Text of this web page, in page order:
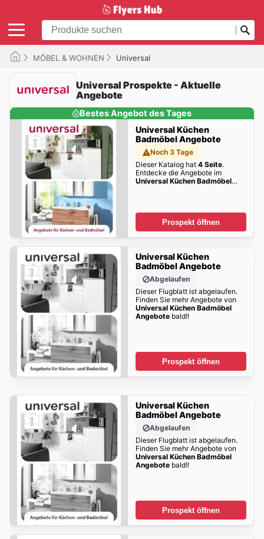
MÖBEL & WOHNEN Universal
Universal Prospekte - Aktuelle
Angebote
Bestes Angebot des Tages
Universal Küchen
Badmöbel Angebote
Noch 3 Tage
Dieser Katalog hat 4 Seite.
Entdecke die Angebote im
Universal Küchen Badmöbel
Prospekt öffnen
Universal Küchen
Badmöbel Angebote
Abgelaufen
Dieser Flugblatt ist abgelaufen.
Finden Sie mehr Angebote von
Universal Küchen Badmöbel
Angebotebald!!
Prospekt öffnen
Universal Küchen
Badmöbel Angebote
Abgelaufen
Dieser Flugblatt ist abgelaufen.
Finden Sie mehr Angebote von
Universal Küchen Badmöbel
Angebotebald!!
Prospekt öffnen